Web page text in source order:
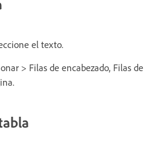
el texto.
> Filas de encabezado, Filas de